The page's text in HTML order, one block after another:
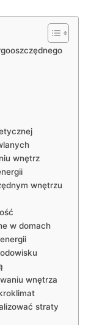
wnętrz
wnętrzu
w domach
wnętrza
straty